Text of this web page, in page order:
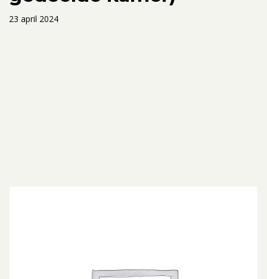
23 april 2024